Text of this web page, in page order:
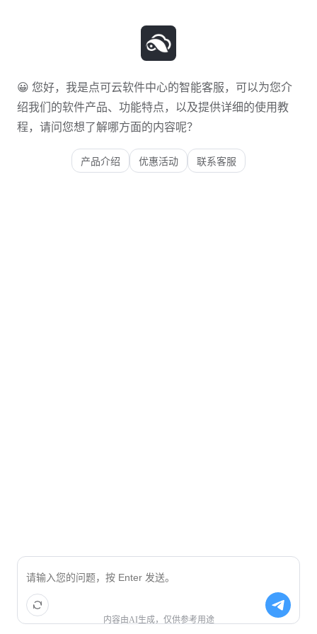
😀 您好，我是点可云软件中心的智能客服，可以为您介
绍我们的软件产品、功能特点，以及提供详细的使用教
程，请问您想了解哪方面的内容呢？
产品介绍 优惠活动 联系客服
内容由AI生成，仅供参考用途